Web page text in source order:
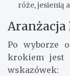
róże, jesienią
Aranżacja
Po wyborze
krokiem jest
wskazówek: